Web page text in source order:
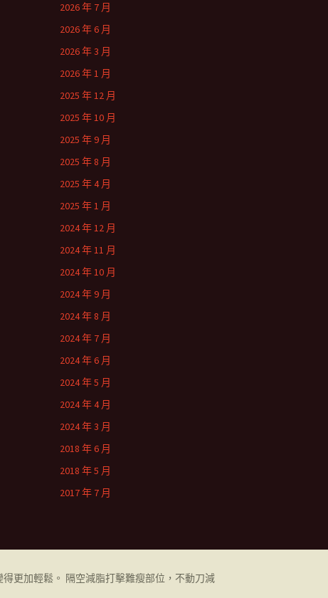
2026 年 7 月
2026 年 6 月
2026 年 3 月
2026 年 1 月
2025 年 12 月
2025 年 10 月
2025 年 9 月
2025 年 8 月
2025 年 4 月
2025 年 1 月
2024 年 12 月
2024 年 11 月
2024 年 10 月
2024 年 9 月
2024 年 8 月
2024 年 7 月
2024 年 6 月
2024 年 5 月
2024 年 4 月
2024 年 3 月
2018 年 6 月
2018 年 5 月
2017 年 7 月
更加輕鬆。 隔空減脂打擊難瘦部位，不動刀減